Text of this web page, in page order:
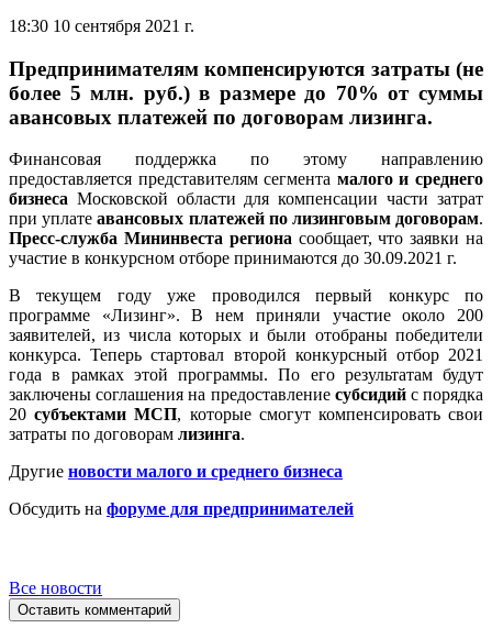
18:30 10 сентября 2021 г.
Предпринимателям компенсируются затраты (не
более 5 млн. руб.) в размере до 70% от суммы
авансовых платежей по договорам лизинга.
Финансовая поддержка по этому направлению
предоставляется представителям сегмента малого и среднего
бизнеса Московской области для компенсации части затрат
при уплатеавансовых платежей по лизинговым договорам.
Пресс-служба Мининвеста региона сообщает, что заявки на
участие в конкурсном отборе принимаются до 30.09.2021 г.
В текущем году уже проводился первый конкурс по
программе «Лизинг». В нем приняли участие около 200
заявителей, из числа которых и были отобраны победители
конкурса. Теперь стартовал второй конкурсный отбор 2021
года в рамках этой программы. По его результатам будут
заключены соглашения на предоставление субсидийс порядка
20субъектами МСП, которые смогут компенсировать свои
затраты по договорам лизинга.
Другие новости малого и среднего бизнеса
Обсудить на форуме для предпринимателей
Все новости
Оставить комментарий